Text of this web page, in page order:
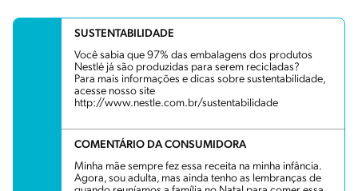
SUSTENTABILIDADE
Você sabia que 97% das embalagens dos produtos
Nestlé já são produzidas para serem recicladas?
Para mais informações e dicas sobre sustentabilidade,
acesse nosso site
http://www.nestle.com.br/sustentabilidade
COMENTÁRIO DA CONSUMIDORA
Minha mãe sempre fez essa receita na minha infância.
Agora, sou adulta, mas ainda tenho as lembranças de